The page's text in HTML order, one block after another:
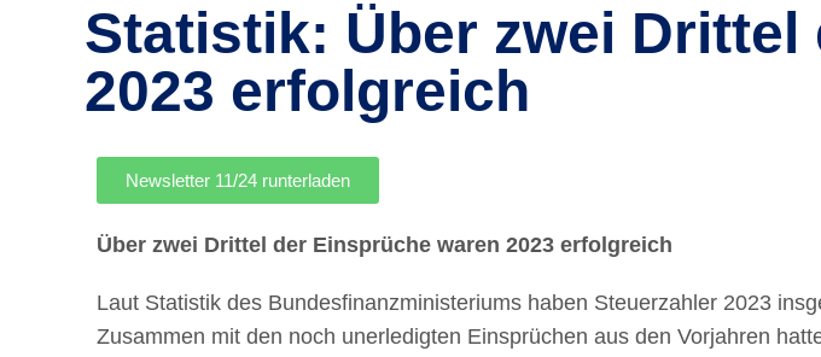
Statistik: Über zwei
2023 erfolgreich
Newsletter 11/24 runterladen
Über zwei Drittel der Einsprüche waren 2023 erfolgreich
Laut Statistik des Bundesfinanzministeriums haben Steuerzahler 2023
Zusammen mit den noch unerledigten Einsprüchen aus den Vorjahren